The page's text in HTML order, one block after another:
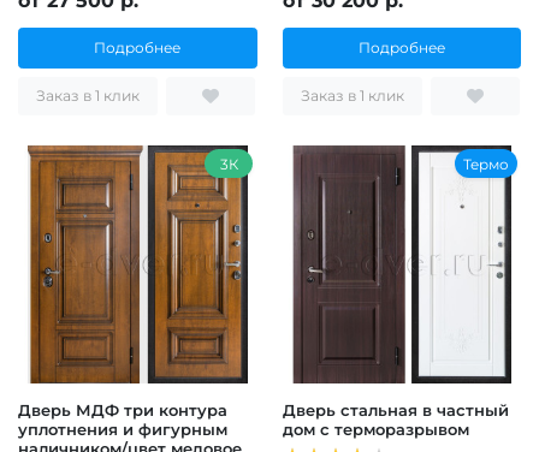
Подробнее
Заказ в 1 клик
Подробнее
Заказ в 1 клик
3К
Дверь МДФ три контура
уплотнения и фигурным
Термо
Дверь стальная в частный
дом с терморазрывом